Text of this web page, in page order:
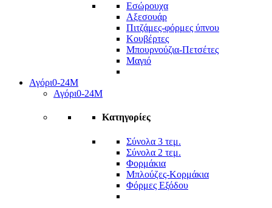
Εσώρουχα
Αξεσουάρ
Πιτζάμες-φόρμες ύπνου
Κουβέρτες
Μπουρνούζια-Πετσέτες
Μαγιό
Αγόρι0-24Μ
Αγόρι0-24Μ
Κατηγορίες
Σύνολα 3 τεμ.
Σύνολα 2 τεμ.
Φορμάκια
Μπλούζες-Κορμάκια
Φόρμες Εξόδου